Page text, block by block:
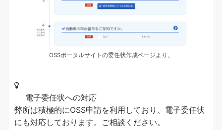
OSSポータルサイトの委任状作成ページより。
電子委任状への対応
弊所は積極的にOSS申請を利用しており、電子委任状
にも対応しております。ご相談ください。